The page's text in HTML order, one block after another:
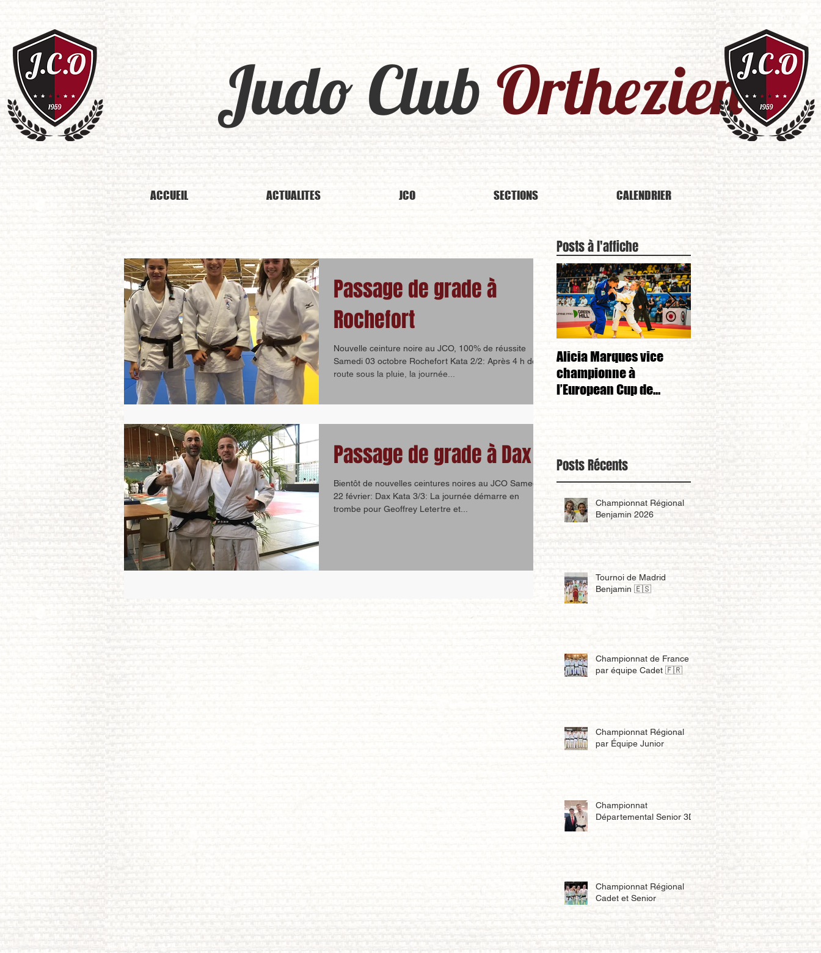
Judo Club Orthezien​
ACCUEIL ACTUALITES JCO SECTIONS CALENDRIER
Passage de grade à
Rochefort
Nouvelle ceinture noire au JCO, 100% de réussite
Samedi 03 octobre Rochefort Kata 2/2: Après 4 h de
route sous la pluie, la journée...
Passage de grade à Dax
Bientôt de nouvelles ceintures noires au JCO Samedi
22 février: Dax Kata 3/3: La journée démarre en
trombe pour Geoffrey Letertre et...
Posts à l'affiche
Alicia Marques vice
championne à
l’European Cup de
Posts Récents
Championnat Régional
Benjamin 2026
Tournoi de Madrid
Benjamin 🇪🇸
Championnat de France
par équipe Cadet 🇫🇷
Championnat Régional
par Équipe Junior
Championnat
Départemental Senior 3D
Championnat Régional
Cadet et Senior